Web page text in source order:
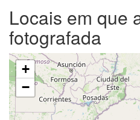
Locais em que
fotografada
+
−